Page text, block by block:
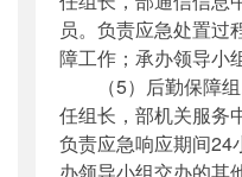
员。负责应急处置过
障工作；承办领导小
（5）后勤保障组
任组长，部机关服务
负责应急响应期间24
办领导小组交办的其